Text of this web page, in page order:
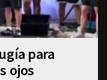
para
ojos